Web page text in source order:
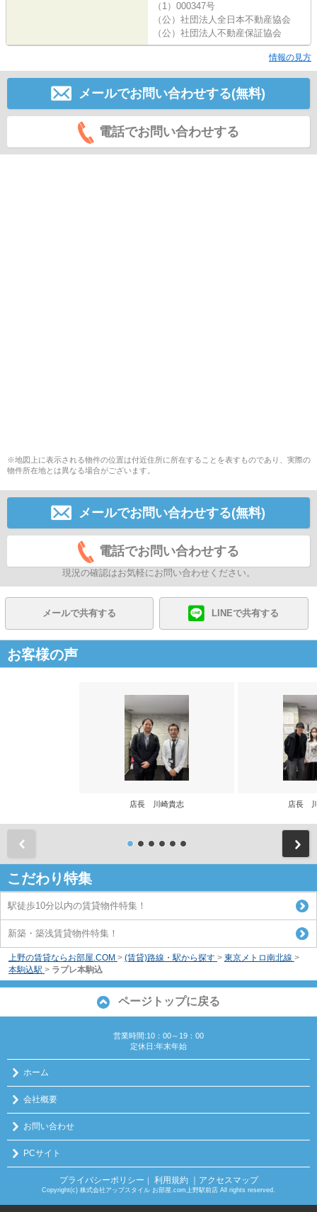
（1）000347号
（公）社団法人全日本不動産協会
（公）社団法人不動産保証協会
情報の見方
メールでお問い合わせする(無料)
電話でお問い合わせする
※地図上に表示される物件の位置は付近住所に所在することを表すものであり、実際の
物件所在地とは異なる場合がございます。
メールでお問い合わせする(無料)
電話でお問い合わせする
現況の確認はお気軽にお問い合わせください。
メールで共有する LINEで共有する
お客様の声
店長 川崎貴志 店長
こだわり特集
駅徒歩10分以内の賃貸物件特集！
新築・築浅賃貸物件特集！
上野の賃貸ならお部屋.COM > (賃貸)路線・駅から探す > 東京メトロ南北線 >
本駒込駅 > ラプレ本駒込
ページトップに戻る
営業時間:10：00～19：00
定休日:年末年始
ホーム
会社概要
お問い合わせ
PCサイト
プライバシーポリシー 利用規約 ｜アクセスマップ
Copyright(c) 株式会社アップスタイル お部屋.com上野駅前店 All rights reserved.